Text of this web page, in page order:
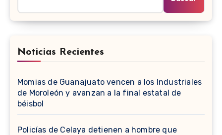
Noticias Recientes
Momias de Guanajuato vencen a los Industriales
de Moroleón y avanzan a la final estatal de
béisbol
Policías de Celaya detienen a hombre que